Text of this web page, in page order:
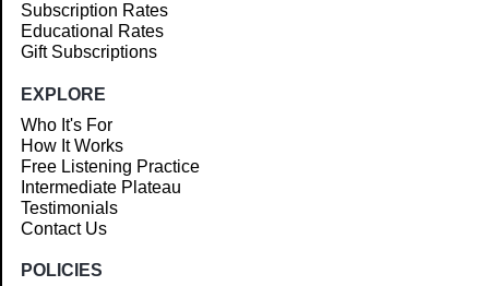
Subscription Rates
Educational Rates
Gift Subscriptions
EXPLORE
Who It's For
How It Works
Free Listening Practice
Intermediate Plateau
Testimonials
Contact Us
POLICIES